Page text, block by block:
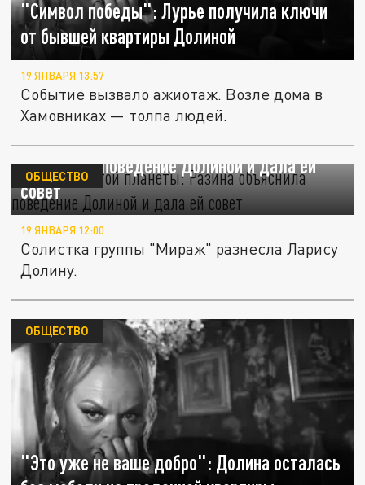
"Символ победы": Лурье получила ключи
от бывшей квартиры Долиной
19 ЯНВАРЯ 13:57
Событие вызвало ажиотаж. Возле дома в
Хамовниках — толпа людей.
"Она выше этой планеты": Разина
объяснила поведение Долиной и дала ей
совет
ОБЩЕСТВО
19 ЯНВАРЯ 12:00
Солистка группы "Мираж" разнесла Ларису
Долину.
"Это уже не ваше добро": Долина осталась
ОБЩЕСТВО